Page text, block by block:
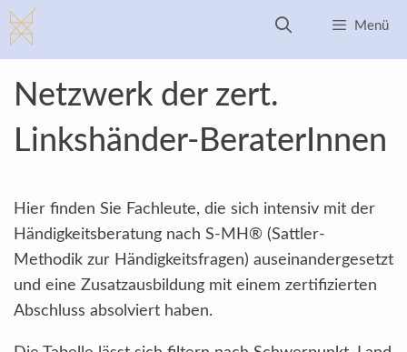
Zum
Inhalt
springen
Menü
Netzwerk der zert.
Linkshänder-BeraterInnen
Hier finden Sie Fachleute, die sich intensiv mit der
Händigkeitsberatung nach S-MH® (Sattler-
Methodik zur Händigkeitsfragen) auseinandergesetzt
und eine Zusatzausbildung mit einem zertifizierten
Abschluss absolviert haben.